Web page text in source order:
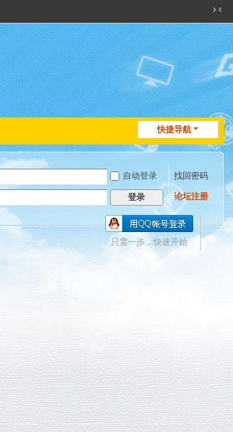
切
换
到
窄
版
快捷导航
自动登录 找回密码
登录 论坛注册
只需一步，快速开始